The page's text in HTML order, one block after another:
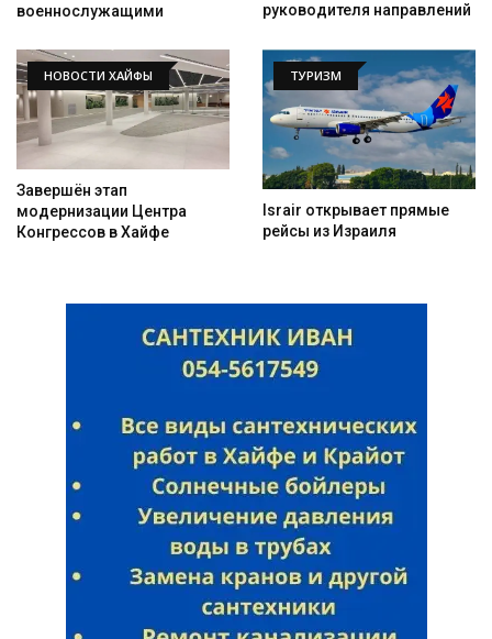
военнослужащими
руководителя направлений
НОВОСТИ ХАЙФЫ
Завершён этап
модернизации Центра
Конгрессов в Хайфе
ТУРИЗМ
Israir открывает прямые
рейсы из Израиля